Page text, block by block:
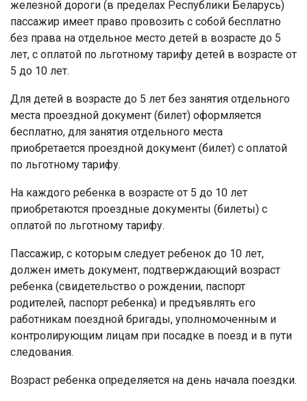
железной дороги (в пределах Республики Беларусь)
пассажир имеет право провозить с собой бесплатно
без права на отдельное место детей в возрасте до 5
лет, с оплатой по льготному тарифу детей в возрасте от
5 до 10 лет.
Для детей в возрасте до 5 лет без занятия отдельного
места проездной документ (билет) оформляется
бесплатно, для занятия отдельного места
приобретается проездной документ (билет) с оплатой
по льготному тарифу.
На каждого ребенка в возрасте от 5 до 10 лет
приобретаются проездные документы (билеты) с
оплатой по льготному тарифу.
Пассажир, с которым следует ребенок до 10 лет,
должен иметь документ, подтверждающий возраст
ребенка (свидетельство о рождении, паспорт
родителей, паспорт ребенка) и предъявлять его
работникам поездной бригады, уполномоченным и
контролирующим лицам при посадке в поезд и в пути
следования.
Возраст ребенка определяется на день начала поездки.